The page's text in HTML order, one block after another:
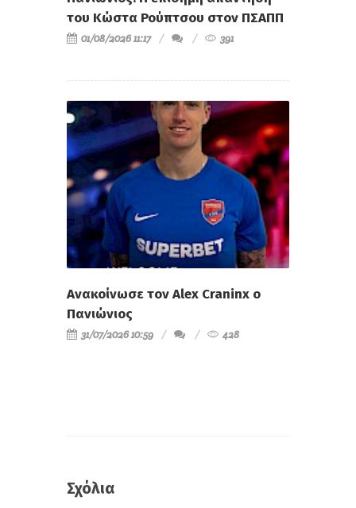
του Κώστα Ρούπτσου στον ΠΣΑΠΠ
01/08/2026 11:17 391
Ανακοίνωσε τον Alex Craninx ο
Πανιώνιος
31/07/2026 10:59 428
Σχόλια